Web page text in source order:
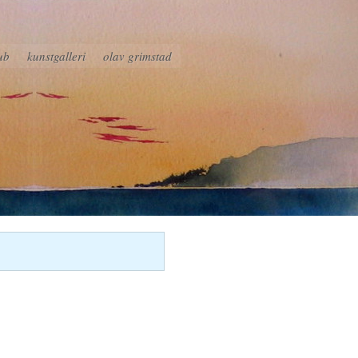
kunstgalleri olav grimstad